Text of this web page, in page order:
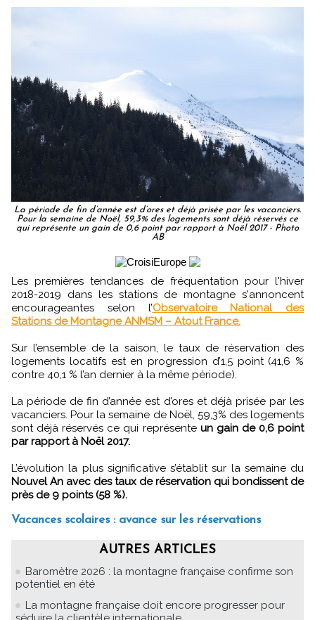
La période de fin d’année est d’ores et déjà prisée par les vacanciers.
Pour la semaine de Noël, 59,3% des logements sont déjà réservés ce
qui représente un gain de 0,6 point par rapport à Noël 2017 - Photo
AB
Les premières tendances de fréquentation pour l'hiver
2018-2019 dans les stations de montagne s'annoncent
encourageantes selon l’Observatoire National des
Stations de Montagne ANMSM – Atout France.
Sur l’ensemble de la saison, le taux de réservation des
logements locatifs est en progression d’1,5 point (41,6 %
contre 40,1 % l’an dernier à la même période).
La période de fin d’année est d’ores et déjà prisée par les
vacanciers. Pour la semaine de Noël, 59,3% des logements
sont déjà réservés ce qui représente un gain de 0,6 point
par rapport à Noël 2017.
L’évolution la plus significative s’établit sur la semaine du
Nouvel An avec des taux de réservation qui bondissent de
près de 9 points (58 %).
Vacances scolaires : avance sur les réservations
AUTRES ARTICLES
Baromètre 2026 : la montagne française confirme son
potentiel en été
La montagne française doit encore progresser pour